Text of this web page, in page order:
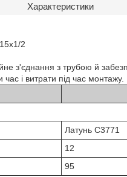
Характеристики
2
з'єднання з трубою й
і витрати під час монтажу.
Латунь C3771
12
95